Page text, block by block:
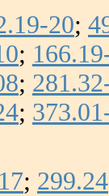
20;
;
;
;
; 299.24